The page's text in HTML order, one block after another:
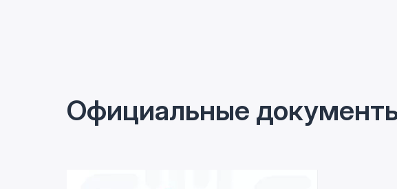
Официальные